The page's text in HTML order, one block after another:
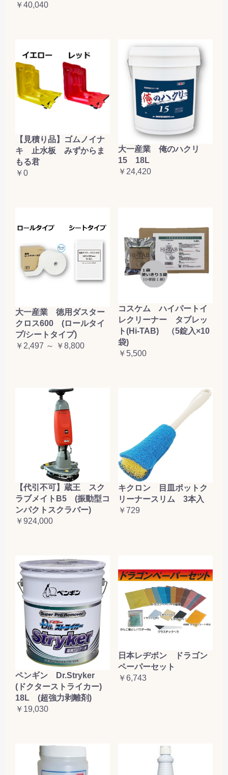
￥40,040
【見積り品】ゴムノイナ
キ 止水板 みずからま
もる君
￥0
大一産業 俺のハクリ
15 18L
￥24,420
大一産業 徳用ダスター
クロス600 (ロールタイ
プ/シートタイプ)
￥2,497 ～ ￥8,800
コスケム ハイパートイ
レクリーナー タブレッ
ト(Hi-TAB) （5錠入×10
袋)
￥5,500
【代引不可】蔵王 スク
ラブメイトB5 (振動型コ
ンパクトスクラバー)
￥924,000
キクロン 目皿ポットク
リーナースリム 3本入
￥729
ペンギン Dr.Stryker
(ドクターストライカー)
18L (超強力剥離剤)
￥19,030
日本レヂボン ドラゴン
ペーパーセット
￥6,743